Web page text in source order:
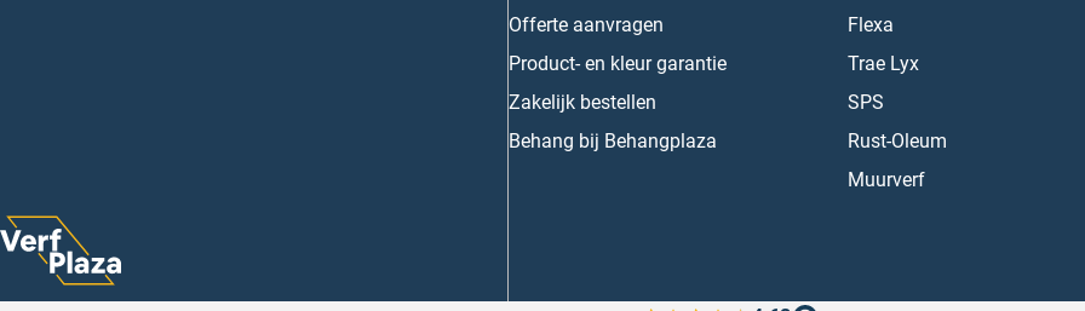
Offerte aanvragen
Product- en kleur garantie
Zakelijk bestellen
Behang bij Behangplaza
Flexa
Trae Lyx
SPS
Rust-Oleum
Muurverf